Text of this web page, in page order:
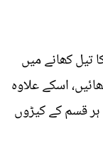
تیل کھانے میں
اسکے علاوہ
ہر قسم کے کیڑوں